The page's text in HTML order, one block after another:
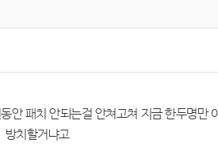
안 패치 안되는걸 안쳐고쳐 지금 한두명만
치할거냐고